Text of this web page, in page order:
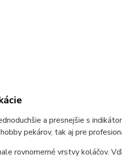
a presnejšie s
pekárov, tak aj pre
rovnomerné vrstvy koláčov.